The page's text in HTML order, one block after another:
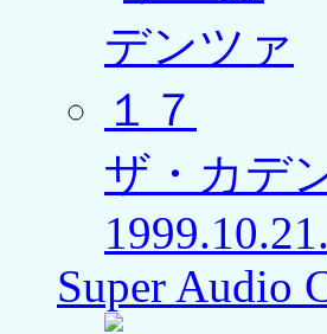
ザ・カデ
1999.10.21.
Super Audio